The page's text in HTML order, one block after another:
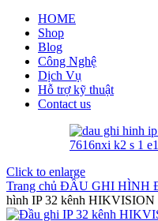
HOME
Shop
Blog
Công Nghệ
Dịch Vụ
Hỗ trợ kỹ thuật
Contact us
Click to enlarge
Trang chủ ĐẦU GHI HÌNH
hình IP 32 kênh